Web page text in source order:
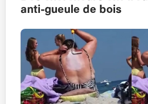
anti-gueule de bois